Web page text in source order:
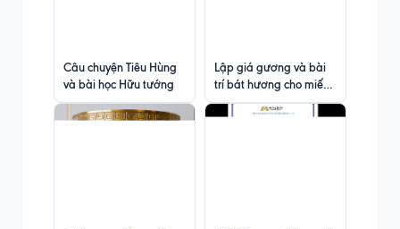
Câu chuyện Tiêu Hùng
và bài học Hữu tướng
Lập giá gương và bài
trí bát hương cho miếu
nhỏ không rõ thờ ai